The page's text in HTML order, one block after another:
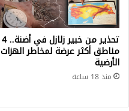
تحذير من خبير زلازل في أضنة.. 4
مناطق أكثر عرضة لمخاطر الهزات
الأرضية
منذ 18 ساعة